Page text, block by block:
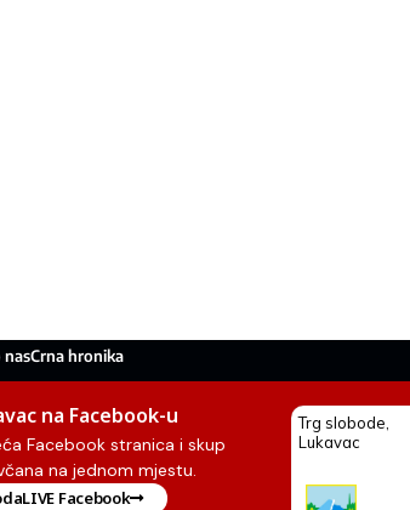
nasCrna hronika
na Facebook-u
Facebook stranica i skup
na jednom mjestu.
Facebook